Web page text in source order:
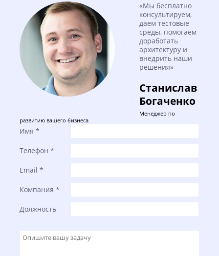
«Мы бесплатно
консультируем,
даем тестовые
среды, помогаем
доработать
архитектуру и
внедрить наши
решения»
Станислав
Богаченко
Менеджер по
развитию вашего бизнеса
Имя *
Телефон *
Email *
Компания *
Должность